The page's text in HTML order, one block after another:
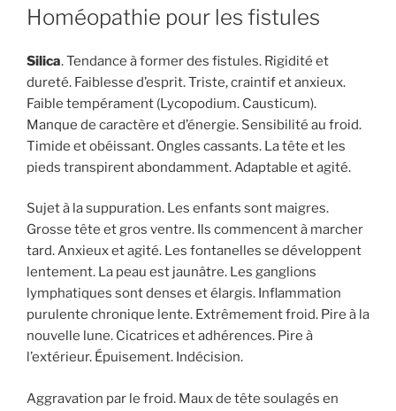
LE
Homéopathie pour les fistules
Silica. Tendance à former des fistules. Rigidité et
dureté. Faiblesse d’esprit. Triste, craintif et anxieux.
Faible tempérament (Lycopodium. Causticum).
Manque de caractère et d’énergie. Sensibilité au froid.
Timide et obéissant. Ongles cassants. La tête et les
pieds transpirent abondamment. Adaptable et agité.
Sujet à la suppuration. Les enfants sont maigres.
Grosse tête et gros ventre. Ils commencent à marcher
tard. Anxieux et agité. Les fontanelles se développent
lentement. La peau est jaunâtre. Les ganglions
lymphatiques sont denses et élargis. Inflammation
purulente chronique lente. Extrêmement froid. Pire à la
nouvelle lune. Cicatrices et adhérences. Pire à
l’extérieur. Épuisement. Indécision.
Aggravation par le froid. Maux de tête soulagés en